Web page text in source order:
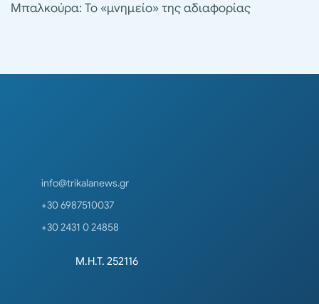
Μπαλκούρα: Το «μνημείο» της αδιαφορίας
info@trikalanews.gr
+30 6987510037
+30 2431 0 24858
Μ.Η.Τ. 252116